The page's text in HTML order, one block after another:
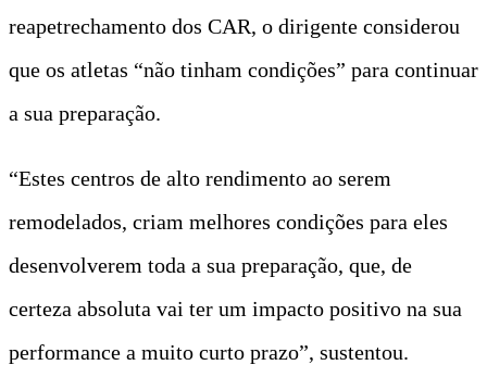
reapetrechamento dos CAR, o dirigente considerou
que os atletas “não tinham condições” para continuar
a sua preparação.
“Estes centros de alto rendimento ao serem
remodelados, criam melhores condições para eles
desenvolverem toda a sua preparação, que, de
certeza absoluta vai ter um impacto positivo na sua
performance a muito curto prazo”, sustentou.